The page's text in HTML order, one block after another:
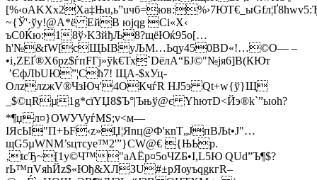
~{Ў'·ўy!@А*ё EйВ юjqg Cі«X‹
ъC0Ќю:18ў›KЗйђЉ8?щёЮќ95о[…
ћ'№&fW[сЩЫByЉМ…Ьqy450BD«!…©О— –
•i‚ZЕҐ®X6pz$ѓпFГj»ўk€Тх`DёлА“БJ©"№јя6]В(КЮт
’ЄфЛbUЮ”¦Сћ7! ЩА-$xУц­
ОлzлzжV®ЧзЮч'4OКчѓR HЈ5э Qt+w{ў}Щ
_$©цRµ1g*cїYЏ8$Ъ°|Ъњў@є YhютD<Йэ®k`”ыоh?
*¶џл¤}ОWУVyѓMS;v<м—
IЯcЫ"П+ЬF‹z»Џ¦Яnц@Ф'кnT„JпВЉt•Ј"…
щG5µWNM’sцтсyе™2'”}СW@€ {ЊЬр.
‚tcЂ~[1у©Ч™"аАЁp¤5oЧZБ•I,L5Ю QUd”Ъ¶$?
rЬ™пVяhЙz$«Юђ&ХЛЗU#±pЯоуъqgкгR–